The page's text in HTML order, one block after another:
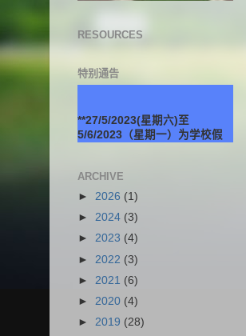
RESOURCES
特别通告
**27/5/2023(星期六)至
5/6/2023（星期一）为学校假
期。
ARCHIVE
► 2026 (1)
► 2024 (3)
► 2023 (4)
► 2022 (3)
► 2021 (6)
► 2020 (4)
► 2019 (28)